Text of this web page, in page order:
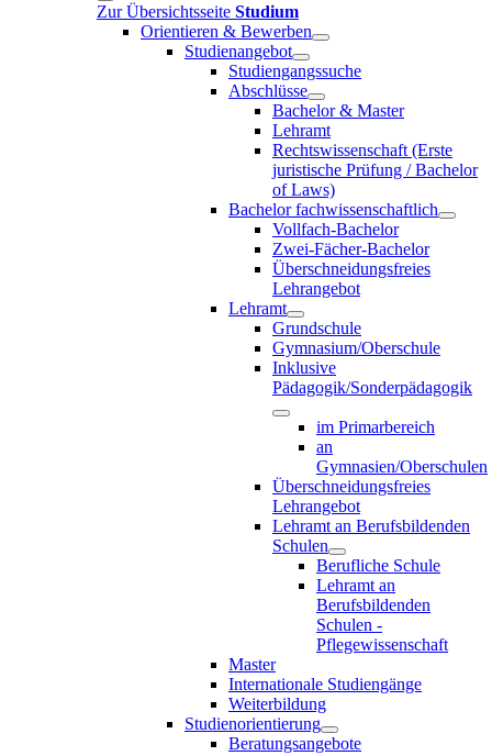
Zur Übersichtsseite Studium
Orientieren & Bewerben
Studienangebot
Studiengangssuche
Abschlüsse
Bachelor & Master
Lehramt
Rechtswissenschaft (Erste
juristische Prüfung / Bachelor
of Laws)
Bachelor fachwissenschaftlich
Vollfach-Bachelor
Zwei-Fächer-Bachelor
Überschneidungsfreies
Lehrangebot
Lehramt
Grundschule
Gymnasium/Oberschule
Inklusive
Pädagogik/Sonderpädagogik
im Primarbereich
an
Gymnasien/Oberschulen
Überschneidungsfreies
Lehrangebot
Lehramt an Berufsbildenden
Schulen
Berufliche Schule
Lehramt an
Berufsbildenden
Schulen -
Pflegewissenschaft
Master
Internationale Studiengänge
Weiterbildung
Studienorientierung
Beratungsangebote